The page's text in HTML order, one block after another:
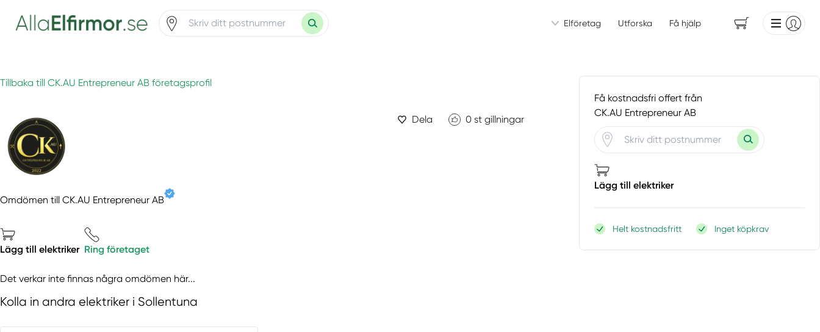
Elföretag Utforska Få hjälp
Tillbaka till CK.AU Entrepreneur AB företagsprofil
Dela 0 st gillningar
Omdömen till CK.AU Entrepreneur AB
Lägg till elektriker Ring företaget
Det verkar inte finnas några omdömen här...
Kolla in andra elektriker i Sollentuna
Få kostnadsfri offert från
CK.AU Entrepreneur AB
Lägg till elektriker
Helt kostnadsfritt Inget köpkrav